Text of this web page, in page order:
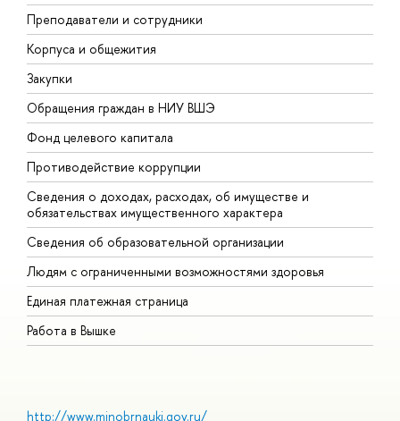
Преподаватели и сотрудники
Корпуса и общежития
Закупки
Обращения граждан в НИУ ВШЭ
Фонд целевого капитала
Противодействие коррупции
Сведения о доходах, расходах, об имуществе и
обязательствах имущественного характера
Сведения об образовательной организации
Людям с ограниченными возможностями здоровья
Единая платежная страница
Работа в Вышке
http://www.minobrnauki.gov.ru/